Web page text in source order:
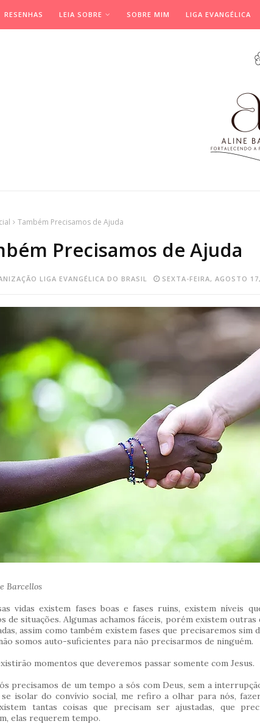
RESENHAS LEIA SOBRE SOBRE MIM LIGA EVANGÉLICA
Também Precisamos de Ajuda
Precisamos de Ajuda
LIGA EVANGÉLICA DO BRASIL SEXTA-FEIRA, AGOSTO
Barcellos
vidas existem fases boas e fases ruins, existem níveis
de situações. Algumas achamos fáceis, porém existem outras
assim como também existem fases que precisaremos sim
somos auto-suficientes para não precisarmos de ninguém.
momentos que deveremos passar somente com Jesus.
precisamos de um tempo a sós com Deus, sem a
isolar do convívio social, me refiro a olhar para nós,
tantas coisas que precisam ser ajustadas, que
elas requerem tempo.